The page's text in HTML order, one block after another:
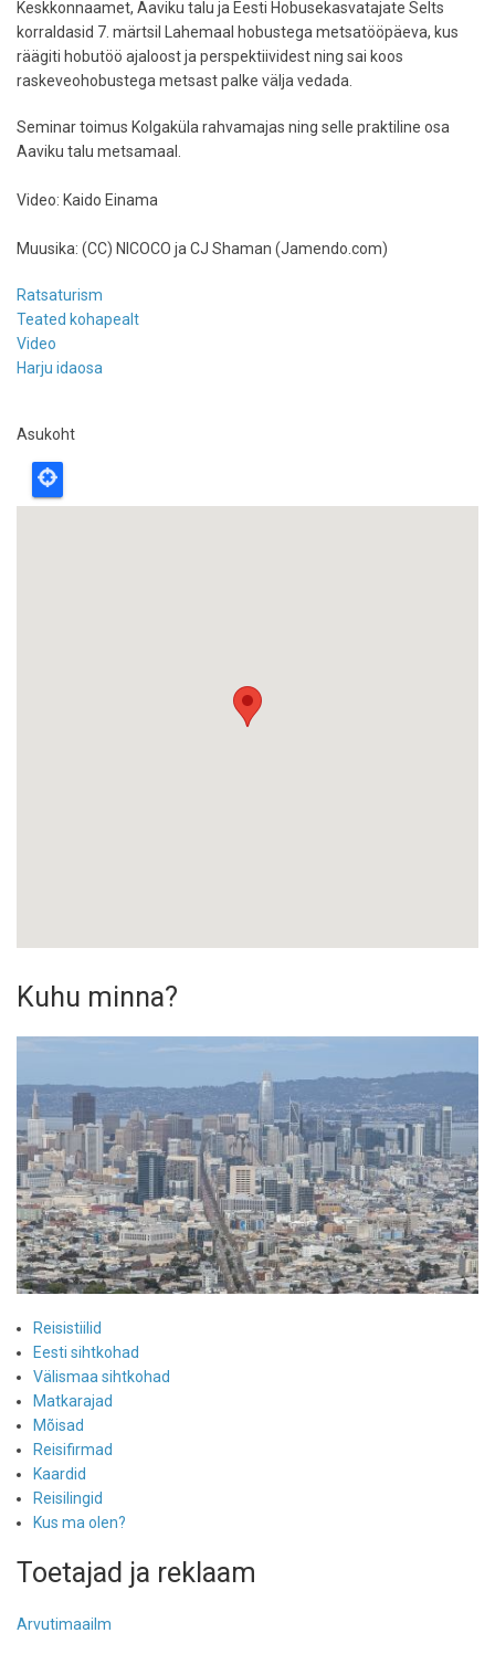
Keskkonnaamet, Aaviku talu ja Eesti Hobusekasvatajate Selts
korraldasid 7. märtsil Lahemaal hobustega metsatööpäeva, kus
räägiti hobutöö ajaloost ja perspektiividest ning sai koos
raskeveohobustega metsast palke välja vedada.
Seminar toimus Kolgaküla rahvamajas ning selle praktiline osa
Aaviku talu metsamaal.
Video: Kaido Einama
Muusika: (CC) NICOCO ja CJ Shaman (Jamendo.com)
Ratsaturism
Teated kohapealt
Video
Harju idaosa
Asukoht
Kuhu minna?
Reisistiilid
Eesti sihtkohad
Välismaa sihtkohad
Matkarajad
Mõisad
Reisifirmad
Kaardid
Reisilingid
Kus ma olen?
Toetajad ja reklaam
Arvutimaailm